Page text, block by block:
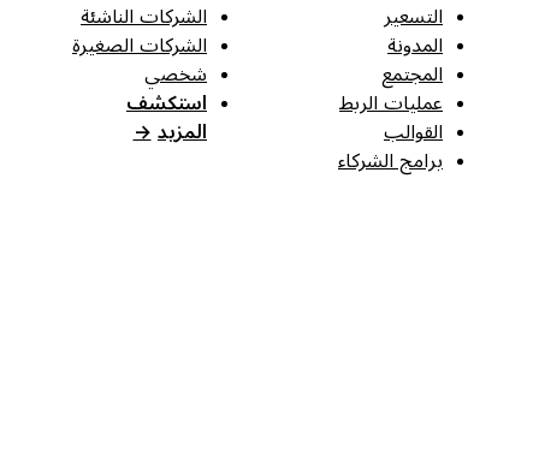
التسعير
المدونة
المجتمع
عمليات الربط
القوالب
برامج الشركاء
الشركات الناشئة
الشركات الصغيرة
شخصي
استكشف
المزيد →